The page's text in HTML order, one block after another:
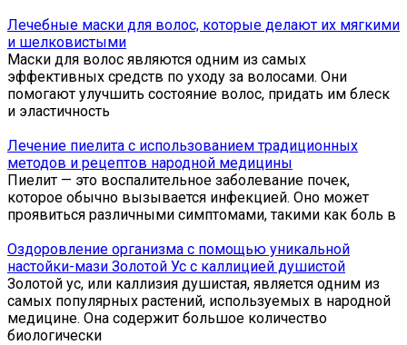
Лечебные маски для волос, которые делают их мягкими
и шелковистыми
Маски для волос являются одним из самых
эффективных средств по уходу за волосами. Они
помогают улучшить состояние волос, придать им блеск
и эластичность
Лечение пиелита с использованием традиционных
методов и рецептов народной медицины
Пиелит — это воспалительное заболевание почек,
которое обычно вызывается инфекцией. Оно может
проявиться различными симптомами, такими как боль в
Оздоровление организма с помощью уникальной
настойки-мази Золотой Ус с каллицией душистой
Золотой ус, или каллизия душистая, является одним из
самых популярных растений, используемых в народной
медицине. Она содержит большое количество
биологически